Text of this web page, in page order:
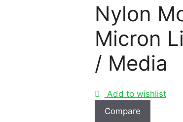
Nylon
Micron
/ Media
Add to wishlist
Compare